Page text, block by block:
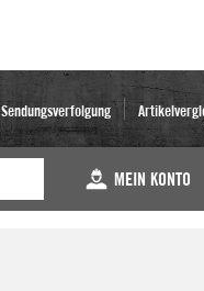
Sendungsverfolgung
MEIN KONTO